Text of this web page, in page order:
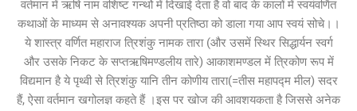
वर्तमान में ऋषि नाम वशिष्ट गर्न्थो में दिखाई देता है वो बाद के कालों में स्वयंवर्णित
कथाओं के माध्यम से अनावश्यक अपनी प्रतिष्ठा को डाला गया आप स्वयं सोचे।।
ये शास्त्र वर्णित महाराज त्रिशंकु नामक तारा (और उसमें स्थिर सिद्धार्यन स्वर्ग
और उसके निकट के सप्तऋषिमण्डलीय तारे) आकाशमण्डल में त्रिकोण रूप में
विद्यमान है ये पृथ्वी से त्रिशंकु यानि तीन कोणीय तारा(=तीस महापद्म मील) सदर
हैं, ऐसा वर्तमान खगोलज्ञ कहते हैं ।इस पर खोज की आवशयकता है जिससे अनेक